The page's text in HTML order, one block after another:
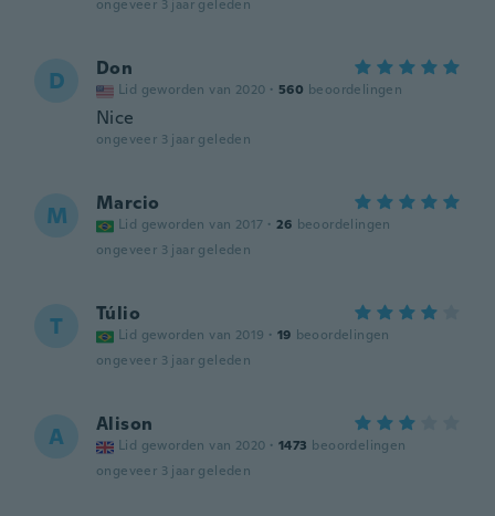
ongeveer 3 jaar geleden
D Don
Lid geworden van 2020 · 560 beoordelingen
Nice
ongeveer 3 jaar geleden
M Marcio
Lid geworden van 2017 · 26 beoordelingen
ongeveer 3 jaar geleden
T Túlio
Lid geworden van 2019 · 19 beoordelingen
ongeveer 3 jaar geleden
A Alison
Lid geworden van 2020 · 1473 beoordelingen
ongeveer 3 jaar geleden